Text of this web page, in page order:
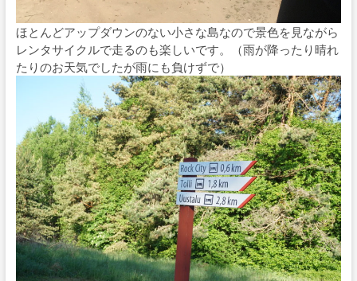
ほとんどアップダウンのない小さな島なので景色を見ながら
レンタサイクルで走るのも楽しいです。（雨が降ったり晴れ
たりのお天気でしたが雨にも負けずで）